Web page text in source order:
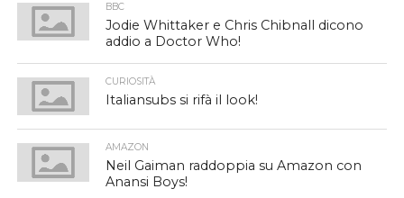
BBC
Jodie Whittaker e Chris Chibnall dicono
addio a Doctor Who!
CURIOSITÀ
Italiansubs si rifà il look!
AMAZON
Neil Gaiman raddoppia su Amazon con
Anansi Boys!